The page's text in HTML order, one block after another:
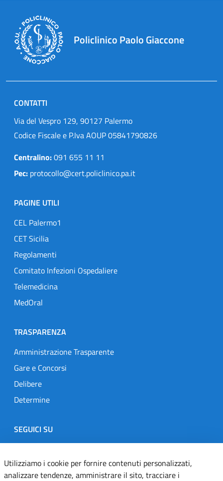
Policlinico Paolo Giaccone
CONTATTI
Via del Vespro 129, 90127 Palermo
Codice Fiscale e P.Iva AOUP 05841790826
Centralino:091 655 11 11
Pec: protocollo@cert.policlinico.pa.it
PAGINE UTILI
CEL Palermo1
CET Sicilia
Regolamenti
Comitato Infezioni Ospedaliere
Telemedicina
MedOral
TRASPARENZA
Amministrazione Trasparente
Gare e Concorsi
Delibere
Determine
SEGUICI SU
Designers Italia
TwitterInstagramYoutubeLinkedin
Utilizziamo i cookie per fornire contenuti personalizzati,
analizzare tendenze, amministrare il sito, tracciare i